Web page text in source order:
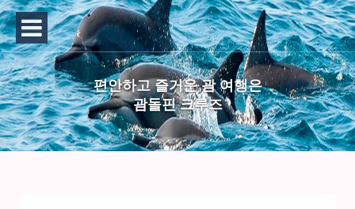
편안하고 즐거운 괌 여행은
괌돌핀 크루즈